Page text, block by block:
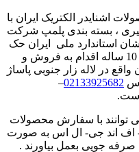
اشنایدر الکتریک ایران با
، بسته بندی پلمپ شرکت
استاندارد ملی ایران حک
شده برروی محصولات خود و گارانتی 10 ساله اقدام به فروش و
در لاله زار جنوبی پاساژ
02133925682
–
توانند با سفارش محصولات
اف اند جی- ال اس به صورت
جویی بعمل بیاورند .